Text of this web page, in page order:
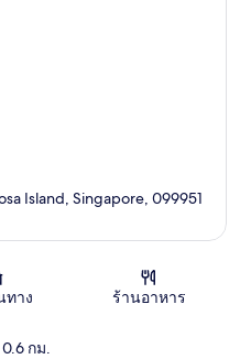
นที่
Island, Singapore, 099951
ทาง ร้านอาหาร
กม.